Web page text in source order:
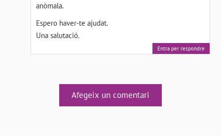
anòmala.
Espero haver-te ajudat.
Una salutació.
Entra per respondre
Afegeix un comentari